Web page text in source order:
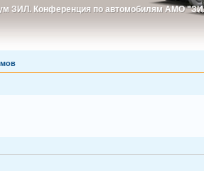
ЗИЛ. Конференция по автомобилям АМО
ЗИЛ. Конференция по автомобилям АМО